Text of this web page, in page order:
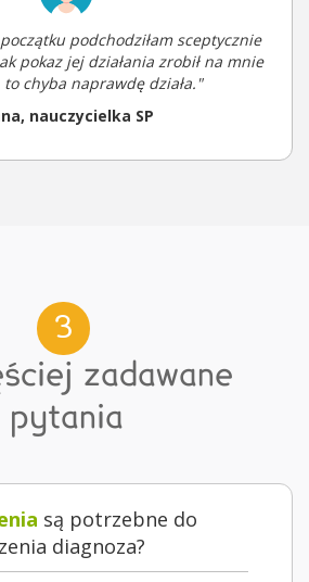
podchodziłam sceptycznie
pokaz jej działania zrobił na mnie
to chyba naprawdę działa."
nauczycielka SP
3
zadawane
pytania
są potrzebne do
diagnoza?